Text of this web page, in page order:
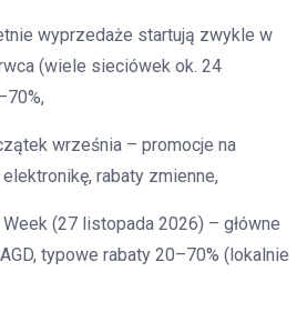
wyprzedaże startują zwykle w
(wiele sieciówek ok. 24
września – promocje na
rabaty zmienne,
(27 listopada 2026) – główne
typowe rabaty 20–70% (lokalnie